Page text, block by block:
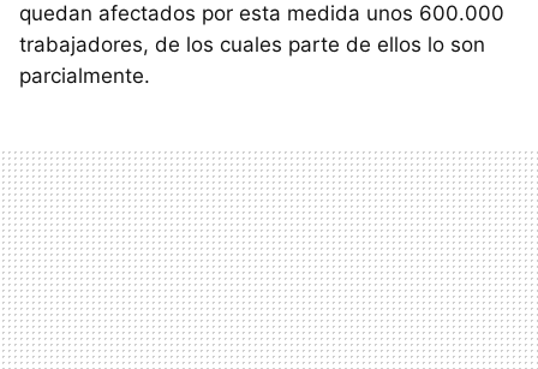
quedan afectados por esta medida unos 600.000
trabajadores, de los cuales parte de ellos lo son
parcialmente.